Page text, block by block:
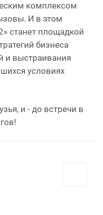
комплексом
И в этом
станет площадкой
бизнеса
и выстраивания
условиях
и - до встречи в